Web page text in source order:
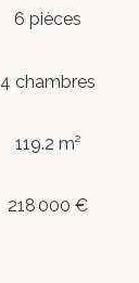
6 pièces
4 chambres
119.2 m²
218 000 €